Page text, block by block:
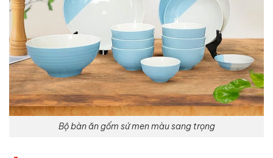
Bộ bàn ăn gốm sứ men màu sang trọng